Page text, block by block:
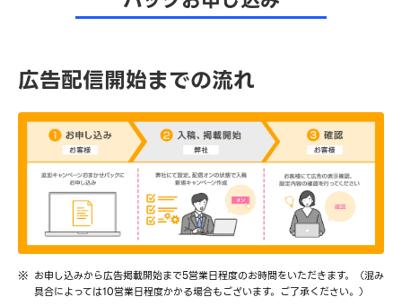
広告配信開始までの流れ
お申し込みから広告掲載開始まで5営業日程度のお時間をいただきます。（混み
具合によっては10営業日程度かかる場合もございます。ご了承ください。）